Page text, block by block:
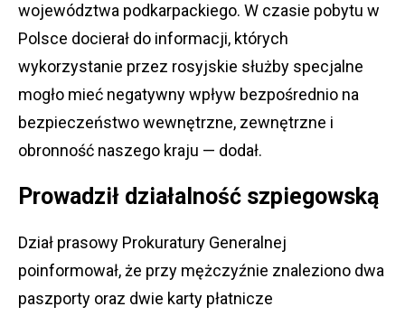
województwa podkarpackiego. W czasie pobytu w
Polsce docierał do informacji, których
wykorzystanie przez rosyjskie służby specjalne
mogło mieć negatywny wpływ bezpośrednio na
bezpieczeństwo wewnętrzne, zewnętrzne i
obronność naszego kraju — dodał.
Prowadził działalność szpiegowską
Dział prasowy Prokuratury Generalnej
poinformował, że przy mężczyźnie znaleziono dwa
paszporty oraz dwie karty płatnicze